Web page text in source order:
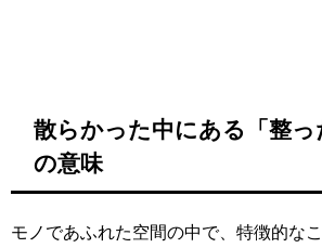
散らかった中にある「整っ
の意味
モノであふれた空間の中で、特徴的な